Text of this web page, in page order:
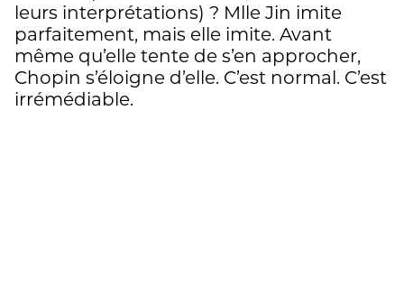
leurs interprétations) ? Mlle Jin imite
parfaitement, mais elle imite. Avant
même qu’elle tente de s’en approcher,
Chopin s’éloigne d’elle. C’est normal. C’est
irrémédiable.